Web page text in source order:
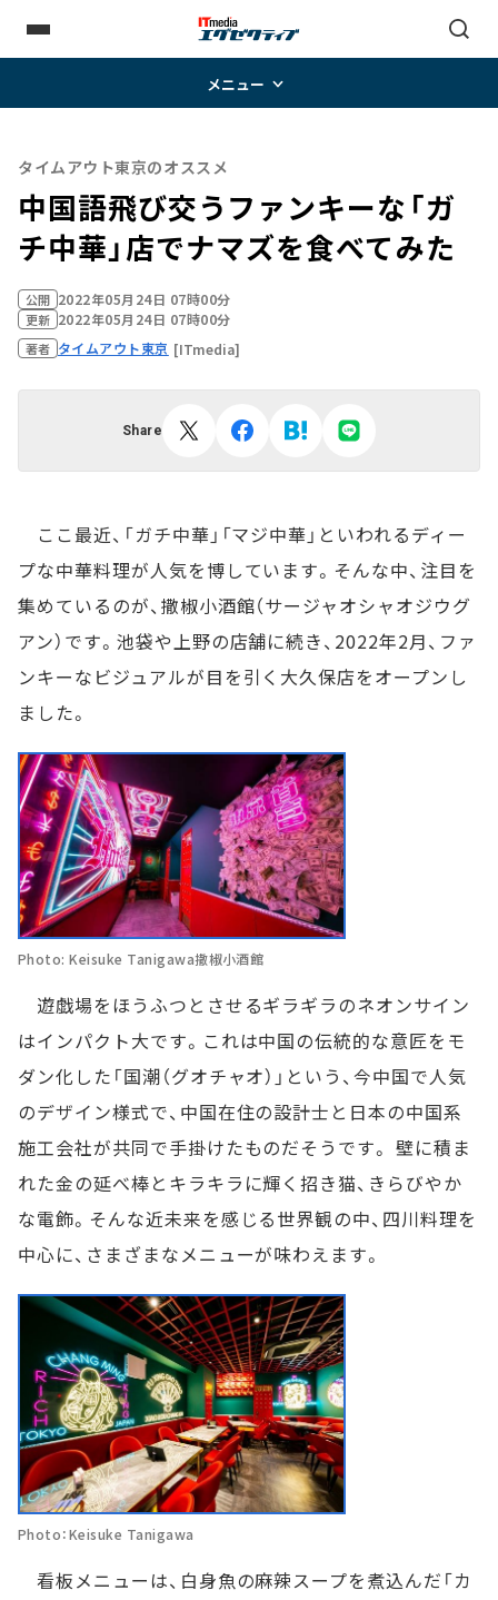
メニュー
タイムアウト東京のオススメ
中国語飛び交うファンキーな「ガ
チ中華」店でナマズを食べてみた
公開 2022年05月24日 07時00分
更新 2022年05月24日 07時00分
著者 タイムアウト東京 [ITmedia]
Share
ここ最近、「ガチ中華」「マジ中華」といわれるディー
プな中華料理が人気を博しています。そんな中、注目を
集めているのが、撒椒小酒館（サージャオシャオジウグ
アン）です。池袋や上野の店舗に続き、2022年2月、ファ
ンキーなビジュアルが目を引く大久保店をオープンし
ました。
Photo: Keisuke Tanigawa撒椒小酒館
遊戯場をほうふつとさせるギラギラのネオンサイン
はインパクト大です。これは中国の伝統的な意匠をモ
ダン化した「国潮（グオチャオ）」という、今中国で人気
のデザイン様式で、中国在住の設計士と日本の中国系
施工会社が共同で手掛けたものだそうです。 壁に積ま
れた金の延べ棒とキラキラに輝く招き猫、きらびやか
な電飾。そんな近未来を感じる世界観の中、四川料理を
中心に、さまざまなメニューが味わえます。
Photo：Keisuke Tanigawa
看板メニューは、白身魚の麻辣スープを煮込んだ「カ